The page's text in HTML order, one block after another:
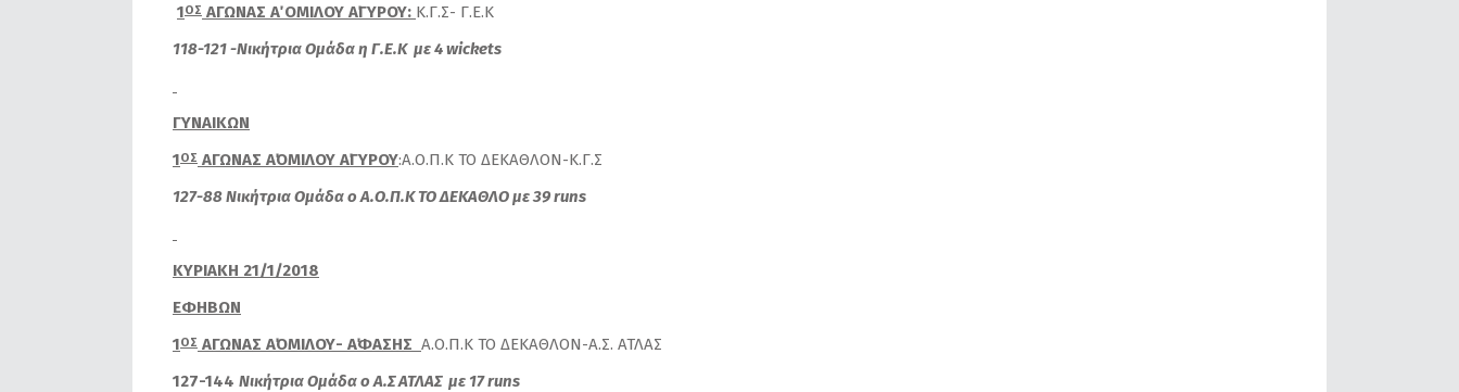
1ΟΣ ΑΓΩΝΑΣ Α΄ ΟΜΙΛΟΥ Α΄ΓΥΡΟΥ: Κ.Γ.Σ- Γ.Ε.Κ
118-121 -Νικήτρια Ομάδα η Γ.Ε.Κ με 4wickets
ΓΥΝΑΙΚΩΝ
1ΟΣ ΑΓΩΝΑΣ Α΄ΟΜΙΛΟΥ Α΄ΓΥΡΟΥ:Α.Ο.Π.Κ ΤΟ ΔΕΚΑΘΛΟΝ-Κ.Γ.Σ
127-88 Νικήτρια Ομάδα ο Α.Ο.Π.Κ ΤΟ ΔΕΚΑΘΛΟ με 39 runs
ΚΥΡΙΑΚΗ 21/1/2018
EΦΗΒΩΝ
1ΟΣ ΑΓΩΝΑΣ Α΄ΟΜΙΛΟΥ- Α΄ΦΑΣΗΣ Α.Ο.Π.Κ ΤΟ ΔΕΚΑΘΛΟΝ-Α.Σ. ΑΤΛΑΣ
127-144 Νικήτρια Ομάδα ο Α.Σ ΑΤΛΑΣ με 17 runs